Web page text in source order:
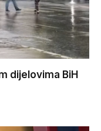
dijelovima BiH